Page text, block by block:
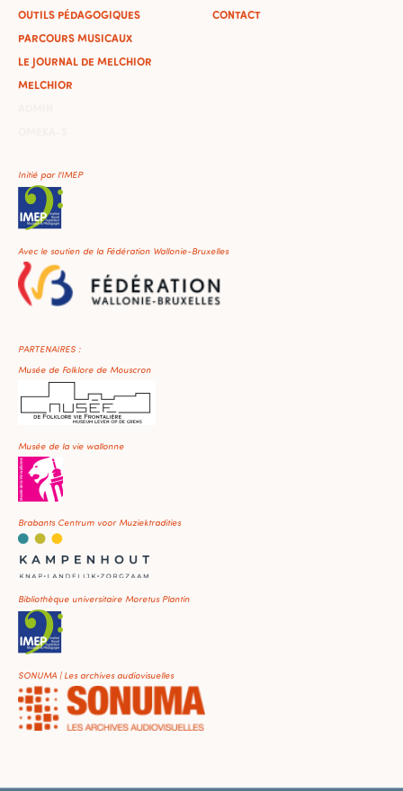
OUTILS PÉDAGOGIQUES
PARCOURS MUSICAUX
LE JOURNAL DE MELCHIOR
MELCHIOR
CONTACT
Initié par l'IMEP
Avec le soutien de la Fédération Wallonie-Bruxelles
PARTENAIRES :
Musée de Folklore de Mouscron
Musée de la vie wallonne
Brabants Centrum voor Muziektradities
Bibliothèque universitaire Moretus Plantin
SONUMA | Les archives audiovisuelles